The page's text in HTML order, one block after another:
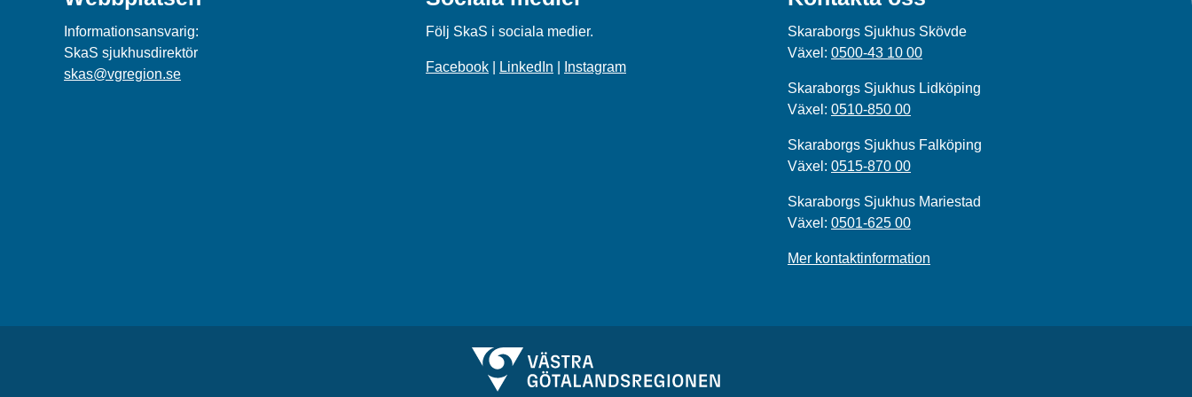
Informationsansvarig:
SkaS sjukhusdirektör
skas@vgregion.se
Följ SkaS i sociala medier.
Facebook LinkedIn Instagram
Skaraborgs Sjukhus Skövde
Växel: 0500-43 10 00
Skaraborgs Sjukhus Lidköping
Växel: 0510-850 00
Skaraborgs Sjukhus Falköping
Växel: 0515-870 00
Skaraborgs Sjukhus Mariestad
Växel: 0501-625 00
Mer kontaktinformation